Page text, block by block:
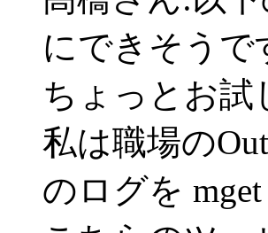
にできそうで
ちょっとお試
私は職場の
のログを